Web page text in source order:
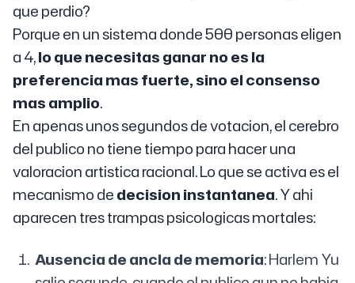
que perdio?
Porque en un sistema donde 500 personas eligen
a 4,lo que necesitas ganar no es la
preferencia mas fuerte, sino el consenso
mas amplio.
En apenas unos segundos de votacion, el cerebro
del publico no tiene tiempo para hacer una
valoracion artistica racional. Lo que se activa es el
mecanismo dedecision instantanea. Y ahi
aparecen tres trampas psicologicas mortales:
Ausencia de ancla de memoria: Harlem Yu